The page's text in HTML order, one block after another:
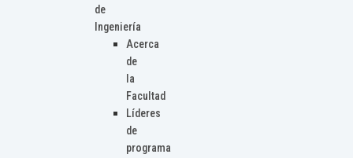
de
Ingeniería
Acerca
de
la
Facultad
Líderes
de
programa